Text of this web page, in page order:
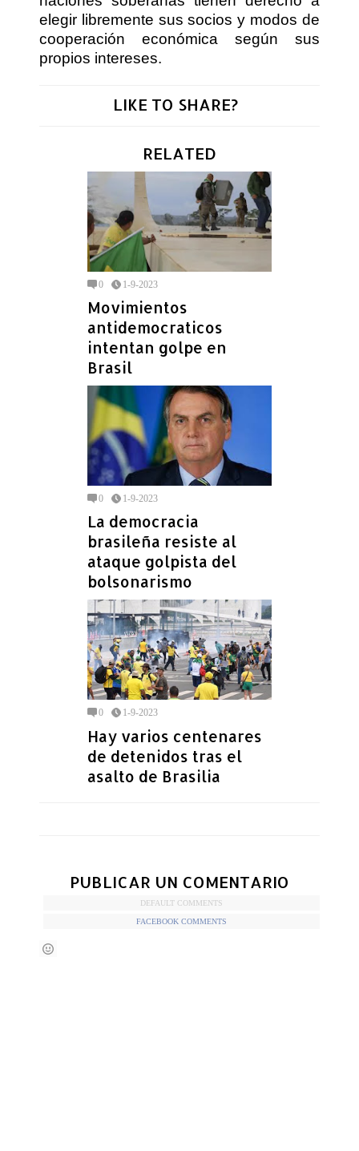
elegir libremente sus socios y modos de
cooperación económica según sus
propios intereses.
LIKE TO SHARE?
RELATED
0 1-9-2023
Movimientos
antidemocraticos
intentan golpe en
Brasil
0 1-9-2023
La democracia
brasileña resiste al
ataque golpista del
bolsonarismo
0 1-9-2023
Hay varios centenares
de detenidos tras el
asalto de Brasilia
PUBLICAR UN COMENTARIO
DEFAULT COMMENTS
FACEBOOK COMMENTS